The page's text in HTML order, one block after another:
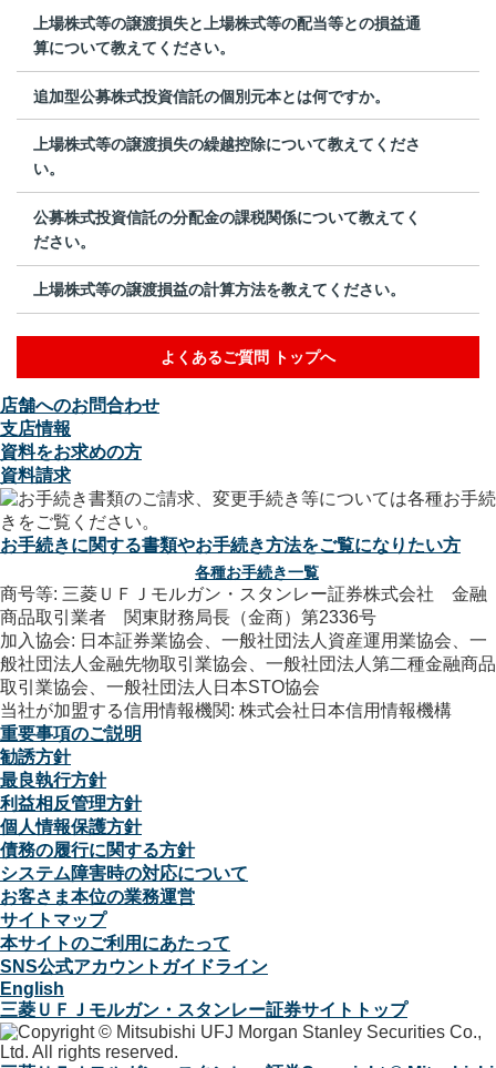
上場株式等の譲渡損失と上場株式等の配当等との損益通
算について教えてください。
追加型公募株式投資信託の個別元本とは何ですか。
上場株式等の譲渡損失の繰越控除について教えてくださ
い。
公募株式投資信託の分配金の課税関係について教えてく
ださい。
上場株式等の譲渡損益の計算方法を教えてください。
よくあるご質問 トップへ
店舗へのお問合わせ
支店情報
資料をお求めの方
資料請求
お手続きに関する書類やお手続き方法をご覧になりたい方
各種お手続き一覧
商号等: 三菱ＵＦＪモルガン・スタンレー証券株式会社 金融
商品取引業者 関東財務局長（金商）第2336号
加入協会: 日本証券業協会、一般社団法人資産運用業協会、一
般社団法人金融先物取引業協会、一般社団法人第二種金融商品
取引業協会、一般社団法人日本STO協会
当社が加盟する信用情報機関: 株式会社日本信用情報機構
重要事項のご説明
勧誘方針
最良執行方針
利益相反管理方針
個人情報保護方針
債務の履行に関する方針
システム障害時の対応について
お客さま本位の業務運営
サイトマップ
本サイトのご利用にあたって
SNS公式アカウントガイドライン
English
三菱ＵＦＪモルガン・スタンレー証券サイトトップ